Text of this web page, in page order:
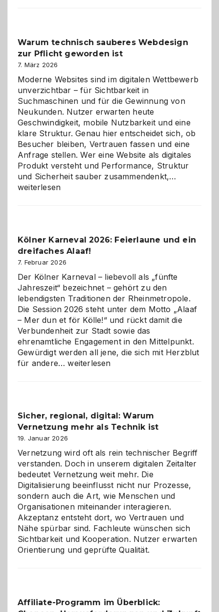
den
Logikrätseln
Warum technisch sauberes Webdesign
zur Pflicht geworden ist
7. März 2026
Moderne Websites sind im digitalen Wettbewerb
unverzichtbar – für Sichtbarkeit in
Suchmaschinen und für die Gewinnung von
Neukunden. Nutzer erwarten heute
Geschwindigkeit, mobile Nutzbarkeit und eine
klare Struktur. Genau hier entscheidet sich, ob
Besucher bleiben, Vertrauen fassen und eine
Anfrage stellen. Wer eine Website als digitales
Produkt versteht und Performance, Struktur
und Sicherheit sauber zusammendenkt,…
geworden
weiterlesen
Kölner Karneval 2026: Feierlaune und ein
dreifaches Alaaf!
7. Februar 2026
Der Kölner Karneval – liebevoll als „fünfte
Jahreszeit“ bezeichnet – gehört zu den
lebendigsten Traditionen der Rheinmetropole.
Die Session 2026 steht unter dem Motto „Alaaf
– Mer dun et för Kölle!“ und rückt damit die
Verbundenheit zur Stadt sowie das
ehrenamtliche Engagement in den Mittelpunkt.
Gewürdigt werden all jene, die sich mit Herzblut
für andere…Kölner
ein
dreifaches
Alaaf!
weiterlesen
Sicher, regional, digital: Warum
Vernetzung mehr als Technik ist
19. Januar 2026
Vernetzung wird oft als rein technischer Begriff
verstanden. Doch in unserem digitalen Zeitalter
bedeutet Vernetzung weit mehr. Die
Digitalisierung beeinflusst nicht nur Prozesse,
sondern auch die Art, wie Menschen und
Organisationen miteinander interagieren.
Akzeptanz entsteht dort, wo Vertrauen und
Nähe spürbar sind. Fachleute wünschen sich
Sichtbarkeit und Kooperation. Nutzer erwarten
Orientierung und geprüfte Qualität.
Affiliate-Programm im Überblick: